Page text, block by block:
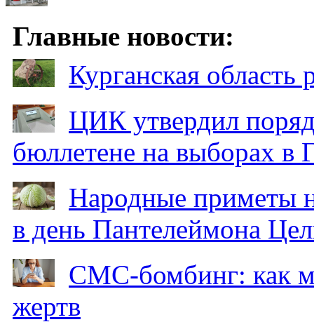
Главные новости:
Курганская
ЦИК утвердил
бюллетене на выборах в
Народные приметы
в день Пантелеймона
СМС-бомбинг: как
жертв